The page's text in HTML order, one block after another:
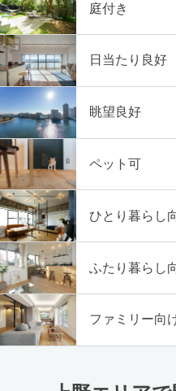
庭付き
日当たり良好
眺望良好
ペット可
ひとり暮らし
ふたり暮らし
ファミリー向